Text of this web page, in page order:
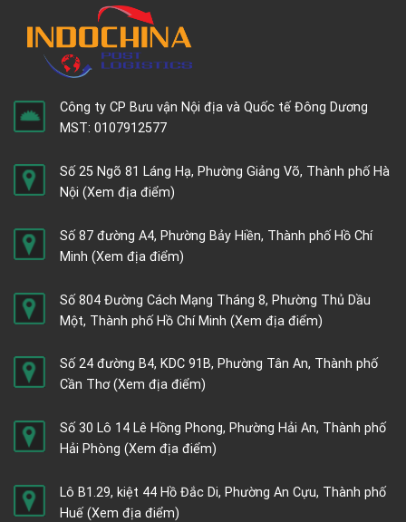
Công ty CP Bưu vận Nội địa và Quốc tế Đông Dương
MST: 0107912577
Số 25 Ngõ 81 Láng Hạ, Phường Giảng Võ, Thành phố Hà
Nội (Xem địa điểm)
Số 87 đường A4, Phường Bảy Hiền, Thành phố Hồ Chí
Minh (Xem địa điểm)
Số 804 Đường Cách Mạng Tháng 8, Phường Thủ Dầu
Một, Thành phố Hồ Chí Minh (Xem địa điểm)
Số 24 đường B4, KDC 91B, Phường Tân An, Thành phố
Cần Thơ(Xem địa điểm)
Số 30 Lô 14 Lê Hồng Phong, Phường Hải An, Thành phố
Hải Phòng (Xem địa điểm)
Lô B1.29, kiệt 44 Hồ Đắc Di, Phường An Cựu, Thành phố
Huế (Xem địa điểm)